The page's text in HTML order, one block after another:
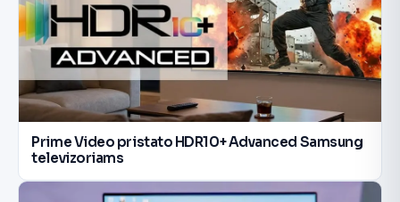
Prime Video pristato HDR10+ Advanced Samsung
televizoriams